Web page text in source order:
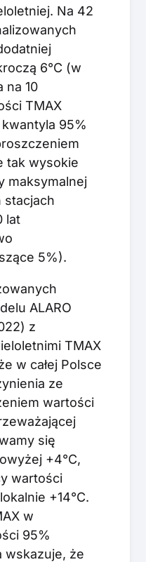
Na 42
6°C (w
na 10
TMAX
95%
tak wysokie
maksymalnej
stacjach
lat
5%).
ALARO
z
TMAX
w całej Polsce
ze
wartości
się
+4°C,
wartości
+14°C.
w
95%
wskazuje, że